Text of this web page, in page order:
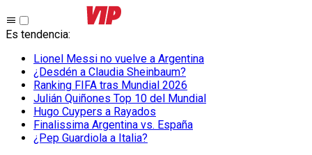
Es tendencia:
Lionel Messi no vuelve a Argentina
¿Desdén a Claudia Sheinbaum?
Ranking FIFA tras Mundial 2026
Julián Quiñones Top 10 del Mundial
Hugo Cuypers a Rayados
Finalissima Argentina vs. España
¿Pep Guardiola a Italia?